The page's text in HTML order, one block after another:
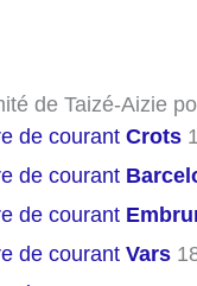
de Taizé-Aizie
de courant Crots
de courant
de courant
de courant Vars